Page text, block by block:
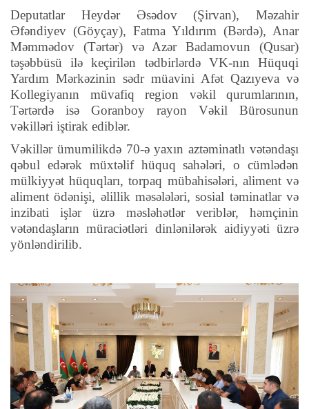
Deputatlar Heydər Əsədov (Şirvan), Məzahir
Əfəndiyev (Göyçay), Fatma Yıldırım (Bərdə), Anar
Məmmədov (Tərtər) və Azər Badamovun (Qusar)
təşəbbüsü ilə keçirilən tədbirlərdə VK-nın Hüquqi
Yardım Mərkəzinin sədr müavini Afət Qazıyeva və
Kollegiyanın müvafiq region vəkil qurumlarının,
Tərtərdə isə Goranboy rayon Vəkil Bürosunun
vəkilləri iştirak ediblər.
Vəkillər ümumilikdə 70-ə yaxın aztəminatlı vətəndaşı
qəbul edərək müxtəlif hüquq sahələri, o cümlədən
mülkiyyət hüquqları, torpaq mübahisələri, aliment və
aliment ödənişi, əlillik məsələləri, sosial təminatlar və
inzibati işlər üzrə məsləhətlər veriblər, həmçinin
vətəndaşların müraciətləri dinlənilərək aidiyyəti üzrə
yönləndirilib.